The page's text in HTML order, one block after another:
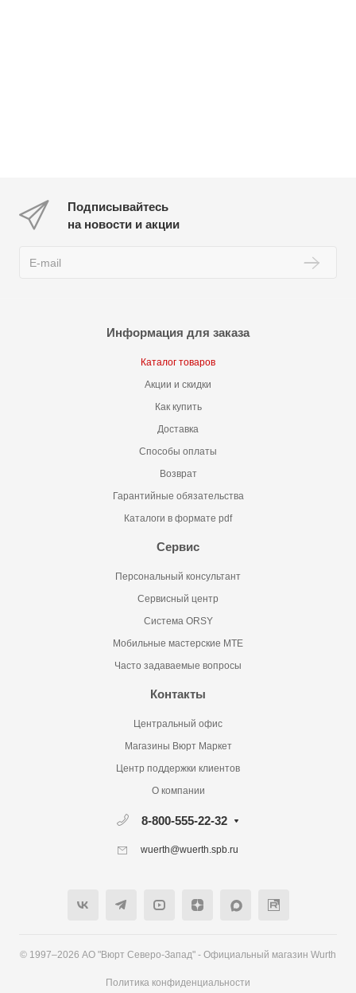
Подписывайтесь
на новости и акции
Информация для заказа
Каталог товаров
Акции и скидки
Как купить
Доставка
Способы оплаты
Возврат
Гарантийные обязательства
Каталоги в формате pdf
Сервис
Персональный консультант
Сервисный центр
Система ORSY
Мобильные мастерские MTE
Часто задаваемые вопросы
Контакты
Центральный офис
Магазины Вюрт Маркет
Центр поддержки клиентов
О компании
8-800-555-22-32
wuerth@wuerth.spb.ru
© 1997–2026 АО "Вюрт Северо-Запад" - Официальный магазин Wurth
Политика конфиденциальности